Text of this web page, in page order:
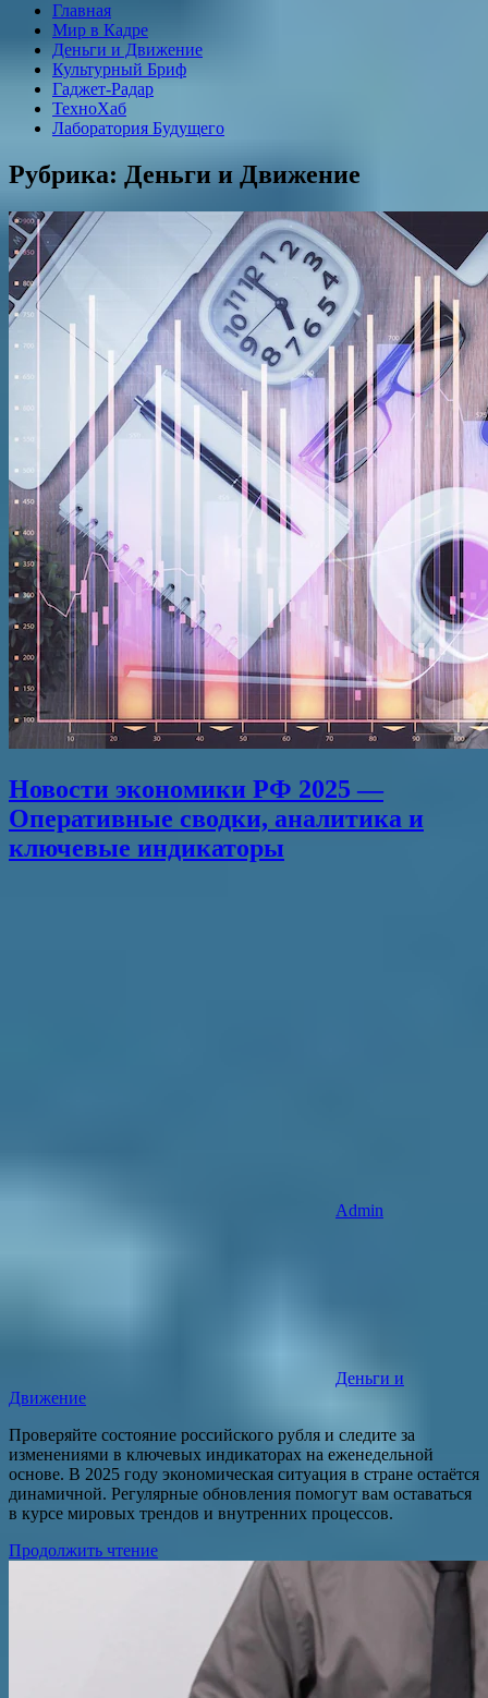
Главная
Мир в Кадре
Деньги и Движение
Культурный Бриф
Гаджет-Радар
ТехноХаб
Лаборатория Будущего
Рубрика: Деньги и Движение
Новости экономики РФ 2025 —
Оперативные сводки, аналитика и
ключевые индикаторы
Admin
Деньги и
Движение
Проверяйте состояние российского рубля и следите за
изменениями в ключевых индикаторах на еженедельной
основе. В 2025 году экономическая ситуация в стране остаётся
динамичной. Регулярные обновления помогут вам оставаться
в курсе мировых трендов и внутренних процессов.
Продолжить чтение